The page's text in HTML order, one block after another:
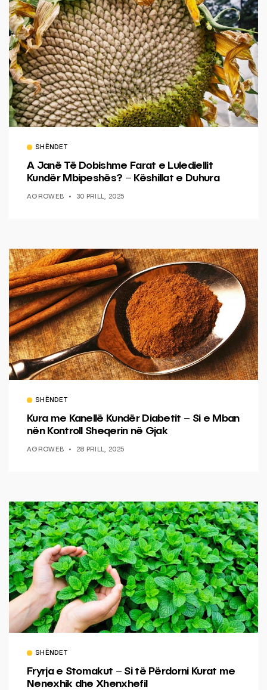
SHËNDET
A Janë Të Dobishme Farat e Lulediellit
Kundër Mbipeshës? – Këshillat e Duhura
AGROWEB 30 PRILL, 2025
SHËNDET
Kura me Kanellë Kundër Diabetit – Si e Mban
nën Kontroll Sheqerin në Gjak
AGROWEB 28 PRILL, 2025
SHËNDET
Fryrja e Stomakut – Si të Përdorni Kurat me
Nenexhik dhe Xhenxhefil